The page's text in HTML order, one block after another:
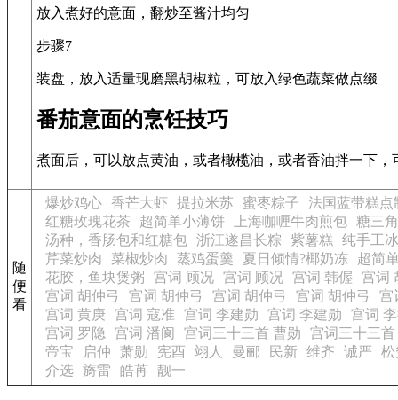
放入煮好的意面，翻炒至酱汁均匀
步骤7
装盘，放入适量现磨黑胡椒粒，可放入绿色蔬菜做点缀
番茄意面的烹饪技巧
煮面后，可以放点黄油，或者橄榄油，或者香油拌一下，
随
便
看
爆炒鸡心 香芒大虾 提拉米苏 蜜枣粽子
法国蓝带糕
红糖玫瑰花茶
超简单小薄饼 上海咖喱牛肉煎包 糖三
汤种，香肠包和红糖包 浙江遂昌长粽 紫薯糕
纯手工
芹菜炒肉
菜椒炒肉 蒸鸡蛋羹 夏日倾情?椰奶冻
超简
花胶，鱼块煲粥
宫词 顾况 宫词 顾况 宫词 韩偓 宫词
宫词 胡仲弓
宫词 胡仲弓 宫词 胡仲弓 宫词 胡仲弓
宫
宫词 黄庚 宫词 寇准 宫词 李建勋 宫词 李建勋
宫词
宫词 罗隐
宫词 潘阆 宫词三十三首 曹勋
宫词三十三首
帝宝
启仲 萧勋 宪酉 翊人 曼郦 民新 维齐 诚严
松
介选 旖雷 皓苒 靓一